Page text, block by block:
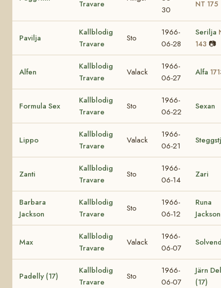
Travare
30
NT 175
Pavilja
Kallblodig
Travare
Sto
1966-
06-28
Serilja
143 📷
Alfen
Kallblodig
Travare
Valack
1966-
06-27
Alfa
Formula Sex
Kallblodig
Travare
Sto
1966-
06-22
Sexan
Lippo
Kallblodig
Travare
Valack
1966-
06-21
Zanti
Kallblodig
Travare
Sto
1966-
06-14
Zari
Barbara
Jackson
Kallblodig
Travare
Sto
1966-
06-12
Runa
Jackson
Max
Kallblodig
Travare
Valack
1966-
06-07
Padelly (17)
Kallblodig
Travare
Sto
1966-
06-07
Järn
(17)